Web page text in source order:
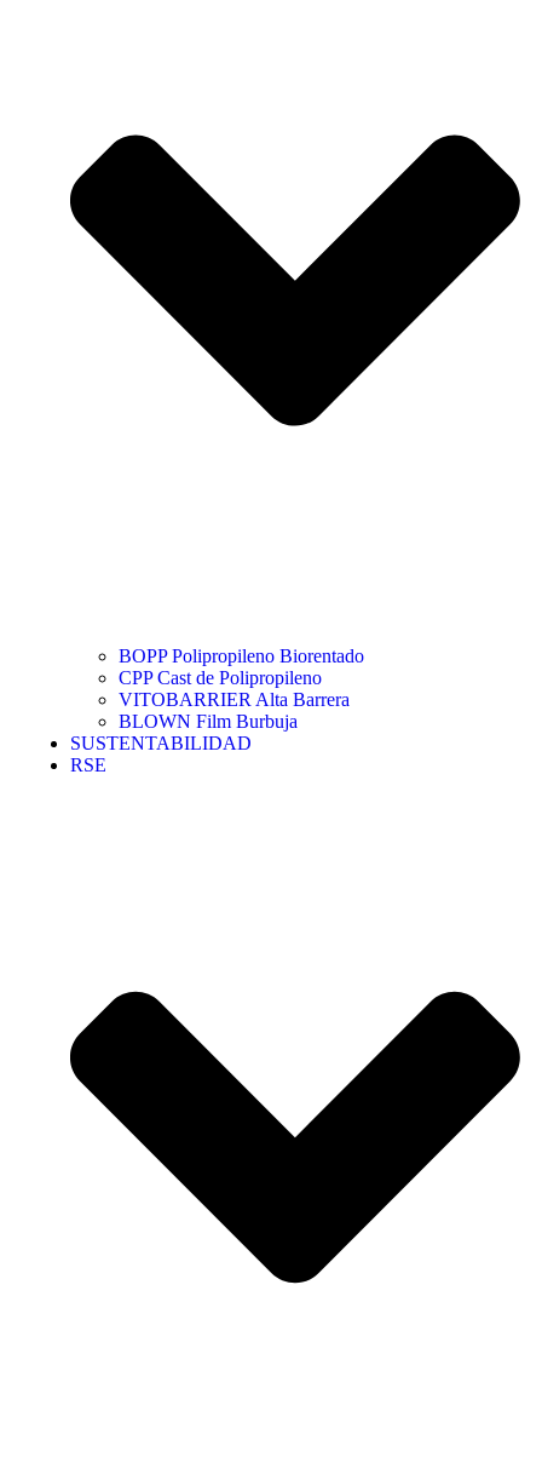
BOPP Polipropileno Biorentado
CPP Cast de Polipropileno
VITOBARRIER Alta Barrera
BLOWN Film Burbuja
SUSTENTABILIDAD
RSE